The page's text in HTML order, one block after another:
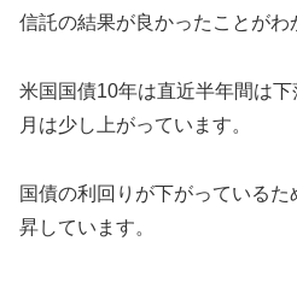
信託の結果が良かったことがわ
米国国債10年は直近半年間は
月は少し上がっています。
国債の利回りが下がっている
昇しています。